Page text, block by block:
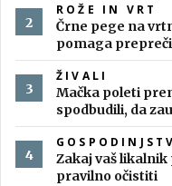
ROŽE IN VRT
Črne pege na
pomaga
ŽIVALI
Mačka poleti
spodbudili, da
Zakaj vaš likalnik
pravilno očistiti